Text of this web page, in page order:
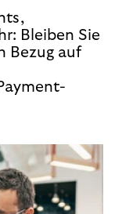
Bleiben Sie
Bezug auf